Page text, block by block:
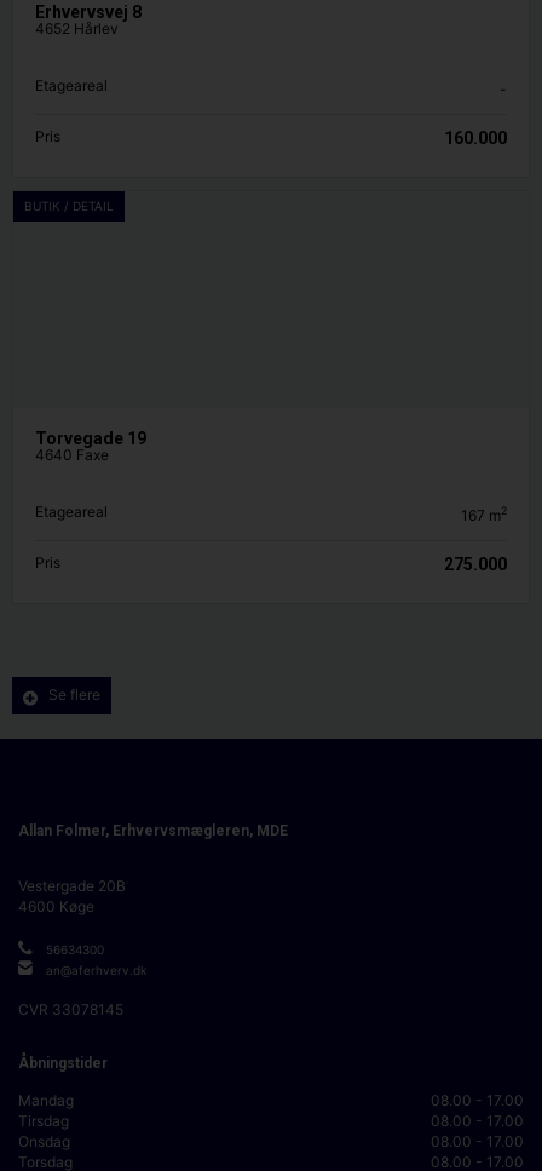
Erhvervsvej 8
4652 Hårlev
Etageareal -
Pris 160.000
BUTIK / DETAIL
Torvegade 19
4640 Faxe
Etageareal 167 m2
Pris 275.000
Se flere
Allan Folmer, Erhvervsmægleren, MDE
Vestergade 20B
4600 Køge
56634300
an@aferhverv.dk
CVR 33078145
Åbningstider
Mandag
08.00 - 17.00
Tirsdag
08.00 - 17.00
Onsdag
08.00 - 17.00
Torsdag
08.00 - 17.00